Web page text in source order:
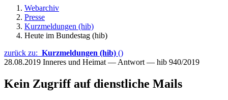
Webarchiv
Presse
Kurzmeldungen (hib)
Heute im Bundestag (hib)
zurück zu: Kurzmeldungen (hib) ()
28.08.2019 Inneres und Heimat — Antwort — hib 940/2019
Kein Zugriff auf dienstliche Mails